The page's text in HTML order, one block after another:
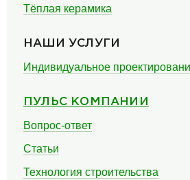
Тёплая керамика
НАШИ УСЛУГИ
Индивидуальное
ПУЛЬС КОМПАНИИ
Вопрос-ответ
Статьи
Технология строительства